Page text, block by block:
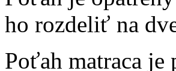
ho rozdeliť na
Poťah matraca